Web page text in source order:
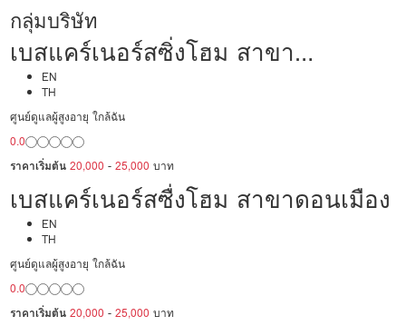
กลุ่มบริษัท
เบสแคร์เนอร์สซิ่งโฮม สาขา
แจ้งวัฒนะ
EN
TH
ศูนย์ดูแลผู้สูงอายุ ใกล้ฉัน
0.0
ราคาเริ่มต้น 20,000 -25,000 บาท
เบสแคร์เนอร์สซื่งโฮม สาขาดอนเมือง
EN
TH
ศูนย์ดูแลผู้สูงอายุ ใกล้ฉัน
0.0
ราคาเริ่มต้น 20,000 -25,000 บาท